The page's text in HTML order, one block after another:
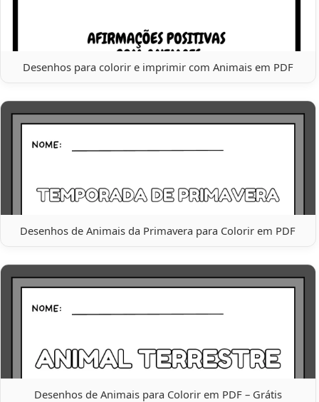
Desenhos para colorir e imprimir com Animais em PDF
Desenhos de Animais da Primavera para Colorir em PDF
Desenhos de Animais para Colorir em PDF – Grátis